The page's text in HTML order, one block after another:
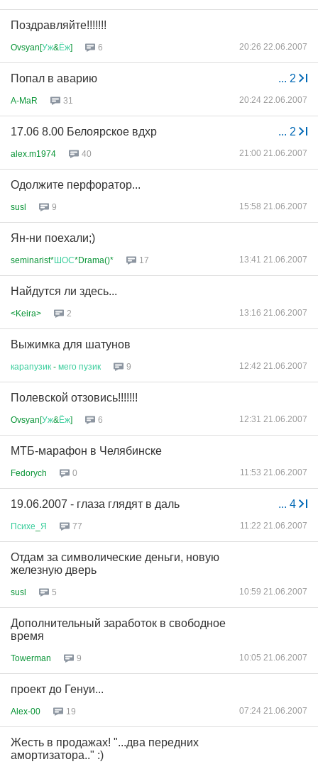
Поздравляйте!!!!!!!
Ovsyan[Уж&Ёж] 6 20:26 22.06.2007
... 2
Попал в аварию
A-MaR 31 20:24 22.06.2007
... 2
17.06 8.00 Белоярское вдхр
alex.m1974 40 21:00 21.06.2007
Одолжите перфоратор...
susl 9 15:58 21.06.2007
Ян-ни поехали;)
seminarist*ШОС*Drama()* 17 13:41 21.06.2007
Найдутся ли здесь...
<Keira> 2 13:16 21.06.2007
Выжимка для шатунов
карапузик - мего пузик 9 12:42 21.06.2007
Полевской отзовись!!!!!!!
Ovsyan[Уж&Ёж] 6 12:31 21.06.2007
МТБ-марафон в Челябинске
Fedorych 0 11:53 21.06.2007
... 4
19.06.2007 - глаза глядят в даль
Психе Я 77 11:22 21.06.2007
Отдам за символические деньги, новую
железную дверь
susl 5 10:59 21.06.2007
Дополнительный заработок в свободное
время
Towerman 9 10:05 21.06.2007
проект до Генуи...
Alex-00 19 07:24 21.06.2007
Жесть в продажах! "...два передних
амортизатора.." :)